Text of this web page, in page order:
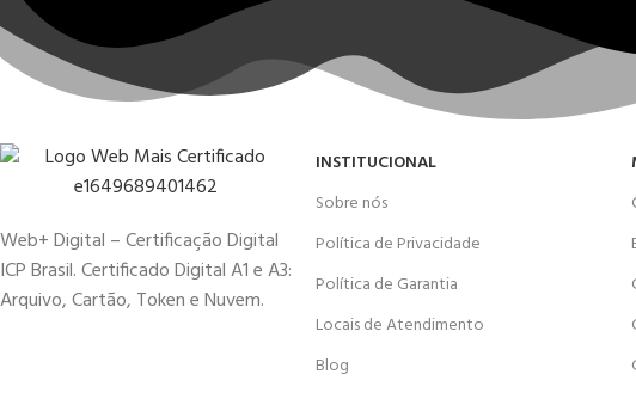
Web+ Digital – Certificação Digital
ICP Brasil. Certificado Digital A1 e A3:
Arquivo, Cartão, Token e Nuvem.
INSTITUCIONAL
Sobre nós
Política de Privacidade
Política de Garantia
Locais de Atendimento
Blog